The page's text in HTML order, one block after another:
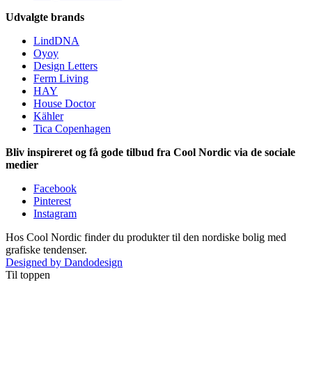
Udvalgte brands
LindDNA
Oyoy
Design Letters
Ferm Living
HAY
House Doctor
Kähler
Tica Copenhagen
Bliv inspireret og få gode tilbud fra Cool Nordic via de sociale
medier
Facebook
Pinterest
Instagram
Hos Cool Nordic finder du produkter til den nordiske bolig med
grafiske tendenser.
Designed by Dandodesign
Til toppen